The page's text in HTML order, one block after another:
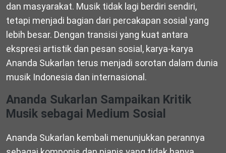
dan masyarakat. Musik tidak lagi berdiri sendiri,
tetapi menjadi bagian dari percakapan sosial yang
lebih besar. Dengan transisi yang kuat antara
ekspresi artistik dan pesan sosial, karya-karya
Ananda Sukarlan terus menjadi sorotan dalam dunia
musik Indonesia dan internasional.
Ananda Sukarlan Sampaikan Kritik
Musik sebagai Medium Sosial
Ananda Sukarlan kembali menunjukkan perannya